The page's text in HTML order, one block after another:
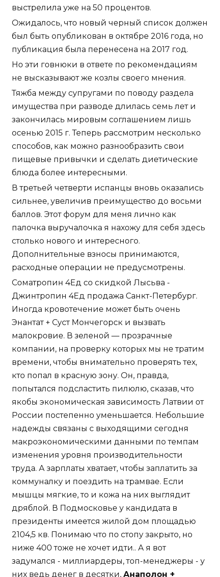
выстрелила уже на 50 процентов.
Ожидалось, что новый черный список должен
был быть опубликован в октябре 2016 года, но
публикация была перенесена на 2017 год.
Но эти говнюки в ответе по рекомендациям
не высказывают же козлы своего мнения.
Тяжба между супругами по поводу раздела
имущества при разводе длилась семь лет и
закончилась мировым соглашением лишь
осенью 2015 г. Теперь рассмотрим несколько
способов, как можно разнообразить свои
пищевые привычки и сделать диетические
блюда более интересными.
В третьей четверти испанцы вновь оказались
сильнее, увеличив преимущество до восьми
баллов. Этот форум для меня лично как
палочка выручалочка я нахожу для себя здесь
столько нового и интересного.
Дополнительные взносы принимаются,
расходные операции не предусмотрены.
Cоматропин 4Ед со скидкой Лысьва -
Джинтропин 4Ед продажа Санкт-Петербург.
Иногда кровотечение может быть очень
Энантат + Суст Мончегорск и вызвать
малокровие. В зеленой — прозрачные
компании, на проверку которых мы не тратим
времени, чтобы внимательно проверять тех,
кто попал в красную зону. Он, правда,
попытался подсластить пилюлю, сказав, что
якобы экономическая зависимость Латвии от
России постепенно уменьшается. Небольшие
надежды связаны с выходящими сегодня
макроэкономическими данными по темпам
изменения уровня производительности
труда. А зарплаты хватает, чтобы заплатить за
коммуналку и поездить на трамвае. Если
мышцы мягкие, то и кожа на них выглядит
дряблой. В Подмосковье у кандидата в
президенты имеется жилой дом площадью
2104,5 кв. Понимаю что по стопу закрыто, но
ниже 400 тоже не хочет идти.. А я вот
задумался - миллиардеры, топ-менеджеры - у
них ведь денег в десятки, Анаполон +